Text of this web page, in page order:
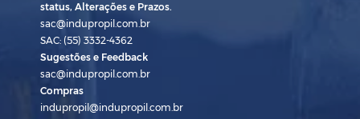
status, Alterações e Prazos.
sac@indupropil.com.br
SAC: (55) 3332-4362
Sugestões e Feedback
sac@indupropil.com.br
Compras
indupropil@indupropil.com.br